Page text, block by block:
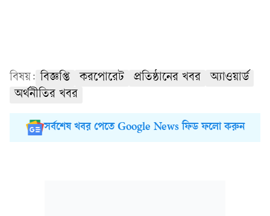
বিষয়: বিজ্ঞপ্তি করপোরেট প্রতিষ্ঠানের খবর
অ্যাওয়ার্ড
অর্থনীতির খবর
সর্বশেষ খবর পেতে Google News ফিড ফলো করুন